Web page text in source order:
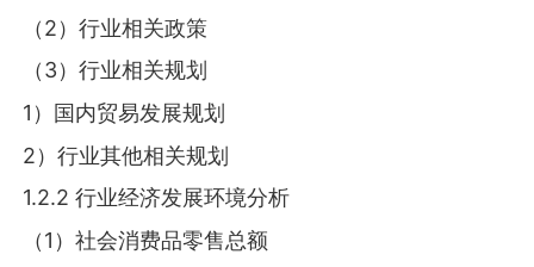
（2）行业相关政策
（3）行业相关规划
1）国内贸易发展规划
2）行业其他相关规划
1.2.2 行业经济发展环境分析
（1）社会消费品零售总额